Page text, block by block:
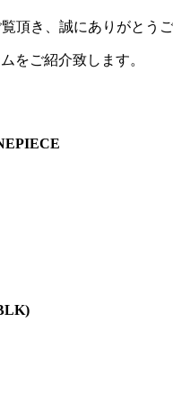
頂き、誠にありがとうご
をご紹介致します。